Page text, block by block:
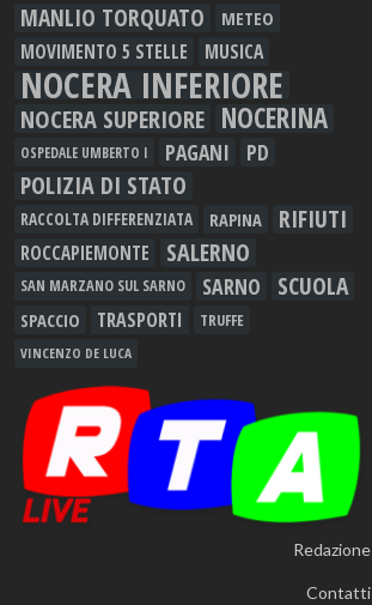
MANLIO TORQUATO METEO
MOVIMENTO 5 STELLE MUSICA
NOCERA INFERIORE
NOCERA SUPERIORE NOCERINA
OSPEDALE UMBERTO I PAGANI PD
POLIZIA DI STATO
RACCOLTA DIFFERENZIATA RAPINA RIFIUTI
ROCCAPIEMONTE SALERNO
SAN MARZANO SUL SARNO SARNO SCUOLA
SPACCIO TRASPORTI TRUFFE
VINCENZO DE LUCA
Redazione
Contatti